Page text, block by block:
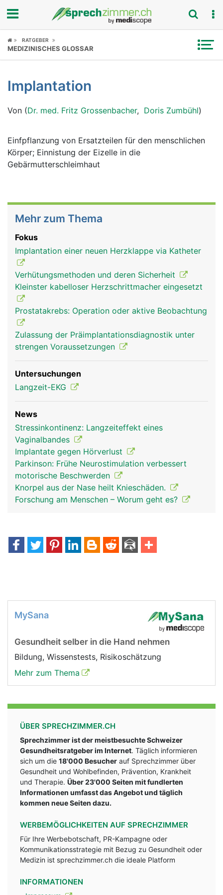
Fokus
Symptome
Untersuchungen
News
Ratgeber
RATGEBER
MEDIZINISCHES GLOSSAR
Implantation
Von (Dr. med. Fritz Grossenbacher, Doris Zumbühl)
Einfpflanzung von Ersatzteilen für den menschlichen
Körper; Einnistung der Eizelle in die
Gebärmutterschleimhaut
Mehr zum Thema
Fokus
Implantation einer neuen Herzklappe via Katheter
Verhütungsmethoden und deren Sicherheit
Kleinster kabelloser Herzschrittmacher eingesetzt
Prostatakrebs: Operation oder aktive Beobachtung
Zulassung der Präimplantationsdiagnostik unter
strengen Voraussetzungen
Untersuchungen
Langzeit-EKG
News
Stressinkontinenz: Langzeiteffekt eines
Vaginalbandes
Implantate gegen Hörverlust
Parkinson: Frühe Neurostimulation verbessert
motorische Beschwerden
Knorpel aus der Nase heilt Knieschäden.
Forschung am Menschen – Worum geht es?
MySana
Gesundheit selber in die Hand nehmen
Bildung, Wissenstests, Risikoschätzung
Mehr zum Thema
ÜBER SPRECHZIMMER.CH
Sprechzimmer ist der meistbesuchte Schweizer
Gesundheitsratgeber im Internet. Täglich informieren
sich um die 18'000 Besucher auf Sprechzimmer über
Gesundheit und Wohlbefinden, Prävention, Krankheit
und Therapie. Über 23'000 Seiten mit fundlerten
Informationen umfasst das Angebot und täglich
kommen neue Seiten dazu.
WERBEMÖGLICHKEITEN AUF SPRECHZIMMER
Für Ihre Werbebotschaft, PR-Kampagne oder
Kommunikationsstrategie mit Bezug zu Gesundheit oder
Medizin ist sprechzimmer.ch die ideale Platform
INFORMATIONEN